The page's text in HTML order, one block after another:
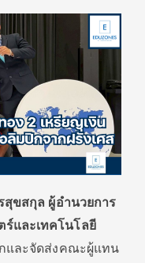
สุขสกุล ผู้อำนวยการ
ร์และเทคโนโลยี
และจัดส่งคณะผู้แทน